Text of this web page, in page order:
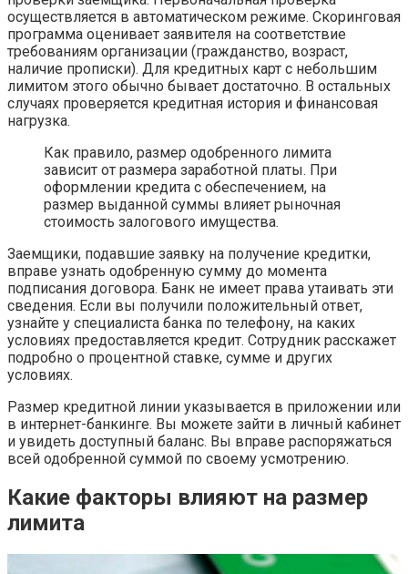
осуществляется в автоматическом режиме. Скоринговая
программа оценивает заявителя на соответствие
требованиям организации (гражданство, возраст,
наличие прописки). Для кредитных карт с небольшим
лимитом этого обычно бывает достаточно. В остальных
случаях проверяется кредитная история и финансовая
нагрузка.
Как правило, размер одобренного лимита
зависит от размера заработной платы. При
оформлении кредита с обеспечением, на
размер выданной суммы влияет рыночная
стоимость залогового имущества.
Заемщики, подавшие заявку на получение кредитки,
вправе узнать одобренную сумму до момента
подписания договора. Банк не имеет права утаивать эти
сведения. Если вы получили положительный ответ,
узнайте у специалиста банка по телефону, на каких
условиях предоставляется кредит. Сотрудник расскажет
подробно о процентной ставке, сумме и других
условиях.
Размер кредитной линии указывается в приложении или
в интернет-банкинге. Вы можете зайти в личный кабинет
и увидеть доступный баланс. Вы вправе распоряжаться
всей одобренной суммой по своему усмотрению.
Какие факторы влияют на размер
лимита